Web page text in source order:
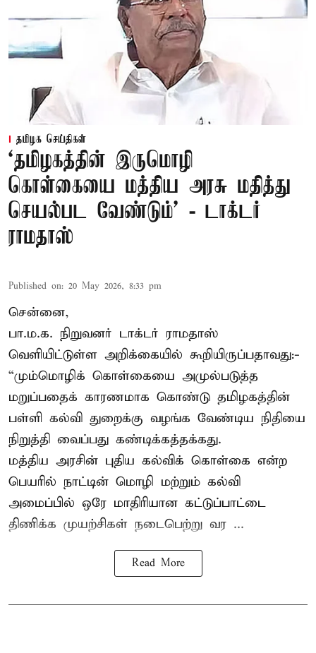
தமிழக செய்திகள்
‘தமிழகத்தின் இருமொழி
கொள்கையை மத்திய அரசு மதித்து
செயல்பட வேண்டும்’ - டாக்டர்
ராமதாஸ்
Published on: 20 May 2026, 8:33 pm
சென்னை,
பா.ம.க. நிறுவனர் டாக்டர் ராமதாஸ்
வெளியிட்டுள்ள அறிக்கையில் கூறியிருப்பதாவது:-
“மும்மொழிக் கொள்கையை அமுல்படுத்த
மறுப்பதைக் காரணமாக கொண்டு தமிழகத்தின்
பள்ளி கல்வி துறைக்கு வழங்க வேண்டிய நிதியை
நிறுத்தி வைப்பது கண்டிக்கத்தக்கது.
மத்திய அரசின் புதிய கல்விக் கொள்கை என்ற
பெயரில் நாட்டின் மொழி மற்றும் கல்வி
அமைப்பில் ஒரே மாதிரியான கட்டுப்பாட்டை
திணிக்க முயற்சிகள் நடைபெற்று வர ...
Read More